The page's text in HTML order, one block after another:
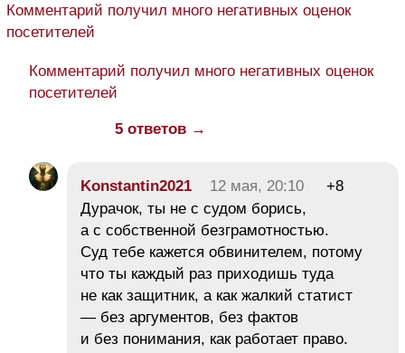
Комментарий получил много негативных оценок
посетителей
Комментарий получил много негативных оценок
посетителей
5 ответов →
Konstantin2021 12 мая, 20:10
+8
Дурачок, ты не с судом борись,
а с собственной безграмотностью.
Суд тебе кажется обвинителем, потому
что ты каждый раз приходишь туда
не как защитник, а как жалкий статист
— без аргументов, без фактов
и без понимания, как работает право.